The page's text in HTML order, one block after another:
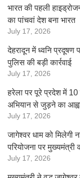
भारत की पहली
का पांचवां देश बना भारत
July 17, 2026
देहरादून में ध्वनि प्रदूषण
पुलिस की बड़ी कार्रवाई
July 17, 2026
हरेला पर पूरे प्रदेश में
अभियान से जुड़ने का
July 17, 2026
जागेश्वर धाम को मिलेगी
परियोजना पर मुख्यमंत्री
July 17, 2026